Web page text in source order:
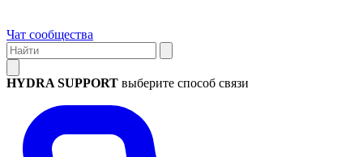
Чат сообщества
HYDRA SUPPORT выберите способ связи